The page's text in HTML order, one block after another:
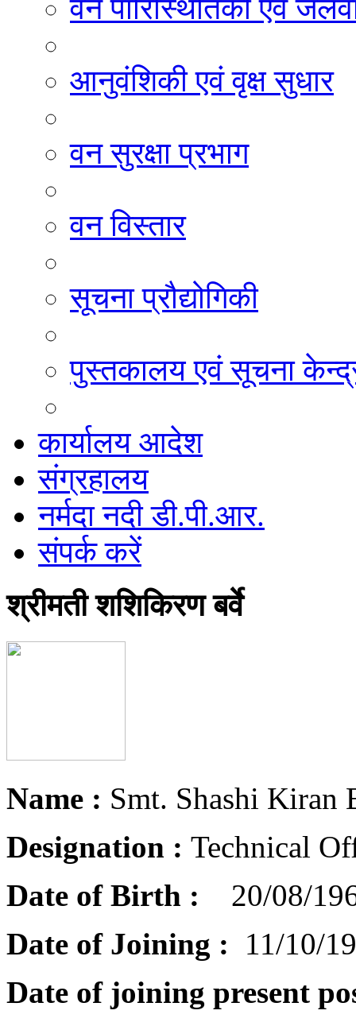
वन पारिस्थितिकी एवं
आनुवंशिकी एवं वृक्ष सुधार
वन सुरक्षा प्रभाग
वन विस्तार
सूचना प्रौद्योगिकी
पुस्तकालय एवं सूचना
कार्यालय आदेश
संग्रहालय
नर्मदा नदी डी.पी.आर.
संपर्क करें
श्रीमती शशिकिरण बर्वे
Name : Smt. Shashi
Designation : Technical
Date of Birth : 20/08/
Date of Joining : 11/10/
Date of joining present